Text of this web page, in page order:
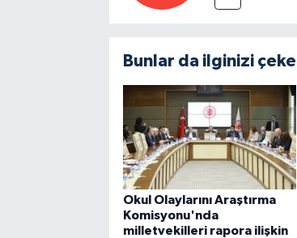
Bunlar da ilginizi
Okul Olaylarını Araştırma
Komisyonu'nda
milletvekilleri rapora ilişkin